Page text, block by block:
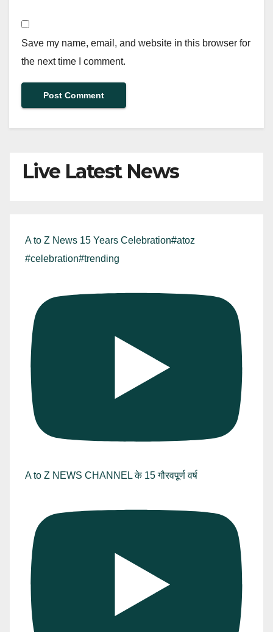
Save my name, email, and website in this browser for
the next time I comment.
Live Latest News
A to Z News 15 Years Celebration#atoz
#celebration#trending
A to Z NEWS CHANNEL के 15 गौरवपूर्ण वर्ष